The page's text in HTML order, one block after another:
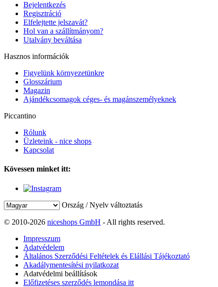
Bejelentkezés
Regisztráció
Elfelejtette jelszavát?
Hol van a szállítmányom?
Utalvány beváltása
Hasznos információk
Figyelünk környezetünkre
Glosszárium
Magazin
Ajándékcsomagok céges- és magánszemélyeknek
Piccantino
Rólunk
Üzleteink - nice shops
Kapcsolat
Kövessen minket itt:
Ország / Nyelv változtatás
© 2010-2026 niceshops GmbH - All rights reserved.
Impresszum
Adatvédelem
Általános Szerződési Feltételek és Elállási Tájékoztató
Akadálymentesítési nyilatkozat
Adatvédelmi beállítások
Előfizetéses szerződés lemondása itt